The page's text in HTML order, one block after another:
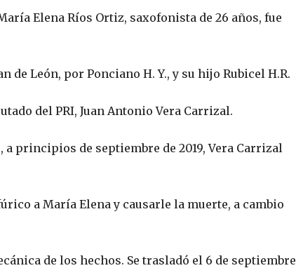
Elena Ríos Ortiz, saxofonista de 26 años, fue
León, por Ponciano H. Y., y su hijo Rubicel H.R.
del PRI, Juan Antonio Vera Carrizal.
principios de septiembre de 2019, Vera Carrizal
a María Elena y causarle la muerte, a cambio
de los hechos. Se trasladó el 6 de septiembre